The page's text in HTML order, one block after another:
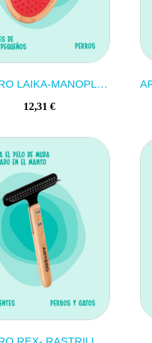
ARTERO LAIKA-MANOPLA GOMA ROJA
12,31 €